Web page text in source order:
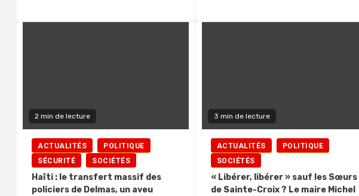
2 min de lecture
ACTUALITÉS
POLITIQUE
SÉCURITÉ
SOCIÉTÉS
Haïti : le transfert massif des
policiers de Delmas, un aveu
3 min de lecture
ACTUALITÉS
POLITIQUE
SOCIÉTÉS
« Libérer, libérer » sauf les Sœurs
de Sainte-Croix ? Le maire Michel